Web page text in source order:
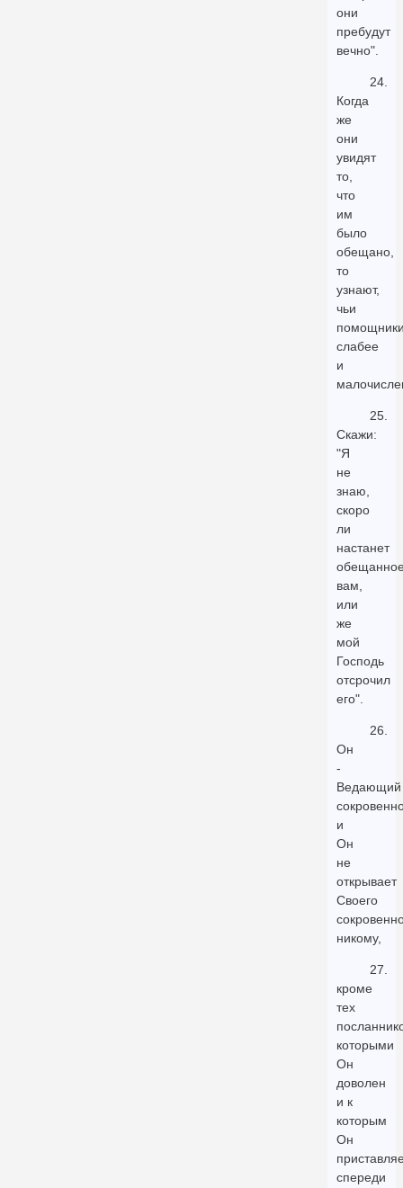
они
пребудут
вечно".
24.
Когда
же
они
увидят
то,
что
им
было
обещано,
то
узнают,
чьи
слабее
и
25.
Скажи:
"Я
не
знаю,
скоро
ли
настанет
вам,
или
же
мой
Господь
отсрочил
его".
26.
Он
-
Ведающий
и
Он
не
открывает
Своего
никому,
27.
кроме
тех
которыми
Он
доволен
и к
которым
Он
спереди